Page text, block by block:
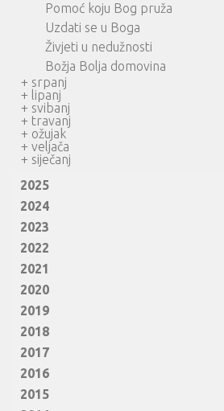
Pomoć koju Bog pruža
Uzdati se u Boga
Živjeti u nedužnosti
Božja Bolja domovina
+ srpanj
+ lipanj
+ svibanj
+ travanj
+ ožujak
+ veljača
+ siječanj
2025
2024
2023
2022
2021
2020
2019
2018
2017
2016
2015